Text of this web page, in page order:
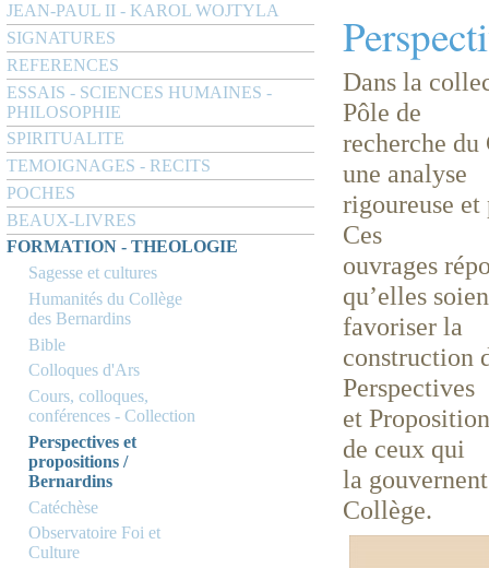
JEAN-PAUL II - KAROL WOJTYLA
SIGNATURES
REFERENCES
ESSAIS - SCIENCES HUMAINES -
PHILOSOPHIE
SPIRITUALITE
TEMOIGNAGES - RECITS
POCHES
BEAUX-LIVRES
FORMATION - THEOLOGIE
Sagesse et cultures
Humanités du Collège
des Bernardins
Bible
Colloques d'Ars
Cours, colloques,
conférences - Collection
Perspectives et
propositions /
Bernardins
Catéchèse
Observatoire Foi et
Culture
Dans la
Pôle de
recherche du
une analyse
rigoureuse
Ces
ouvrages
qu’elles
favoriser la
construction
Perspectives
et
de ceux qui
la
Collège.